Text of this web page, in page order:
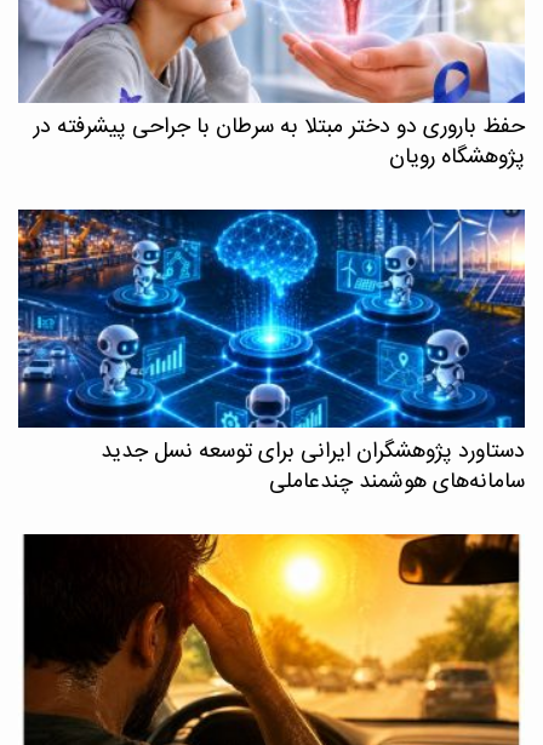
حفظ باروری دو دختر مبتلا به سرطان با جراحی پیشرفته در
پژوهشگاه رویان
دستاورد پژوهشگران ایرانی برای توسعه نسل جدید
سامانه‌های هوشمند چندعاملی